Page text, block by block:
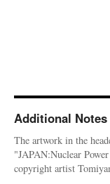
Additional Notes
The artwork in the
"JAPAN:Nuclear
copyright artist